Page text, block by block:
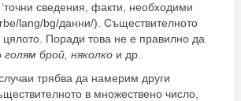
сведения, факти, необходими
lang/bg/данни/). Съществителното
цялото. Поради това не е правилно да
голям брой, няколко и др..
случаи трябва да намерим други
в множествено число,